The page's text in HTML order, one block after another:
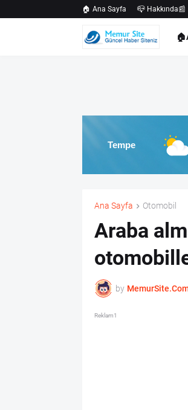
🏠 Ana Sayfa 📪 Hakkında📰
Tempe
Ana Sayfa Otomobil
Araba
by
Reklam1